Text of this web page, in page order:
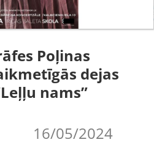
Poļinas
dejas
nams”
16/05/2024